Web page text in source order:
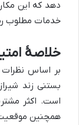
دهد که این
خدمات مطلوب
خلاصهٔ
بر اساس
بستنی زند
است. اکثر
همچنین